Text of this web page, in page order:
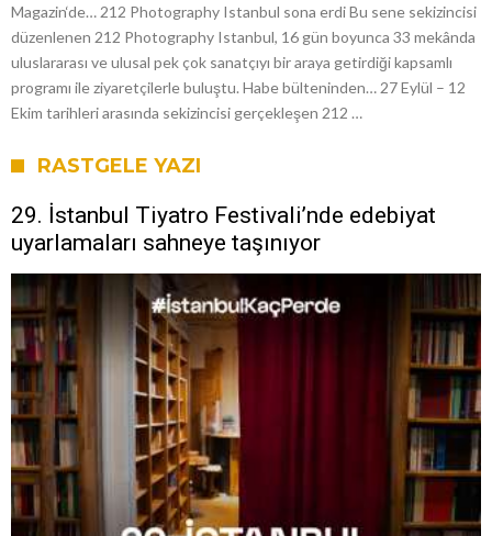
Magazin‘de… 212 Photography Istanbul sona erdi Bu sene sekizincisi
düzenlenen 212 Photography Istanbul, 16 gün boyunca 33 mekânda
uluslararası ve ulusal pek çok sanatçıyı bir araya getirdiği kapsamlı
programı ile ziyaretçilerle buluştu. Habe bülteninden… 27 Eylül – 12
Ekim tarihleri arasında sekizincisi gerçekleşen 212 …
RASTGELE YAZI
29. İstanbul Tiyatro Festivali’nde edebiyat
uyarlamaları sahneye taşınıyor